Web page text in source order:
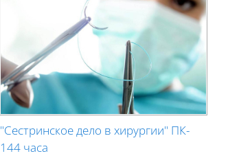
"Сестринское дело в хирургии" ПК-
144 часа